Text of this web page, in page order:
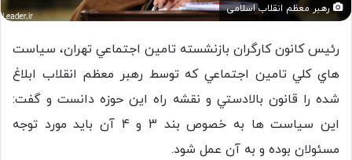
رهبر معظم انقلاب اسلامی
رئيس كانون كارگران بازنشسته تامين اجتماعي تهران، سياست
هاي كلي تامين اجتماعي كه توسط رهبر معظم انقلاب ابلاغ
شده را قانون بالادستي و نقشه راه اين حوزه دانست و گفت:
اين سياست ها به خصوص بند 3 و 4 آن بايد مورد توجه
مسئولان بوده و به آن عمل شود.